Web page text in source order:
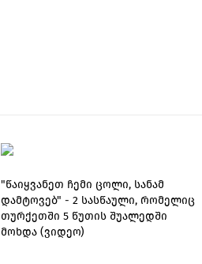
"წაიყვანეთ ჩემი ცოლი, სანამ
დამტოვებ" - 2 სასწაული, რომელიც
თურქეთში 5 წუთის შუალედში
მოხდა (ვიდეო)